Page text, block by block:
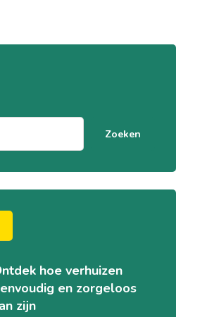
Zoeken
hoe verhuizen
en zorgeloos
zijn